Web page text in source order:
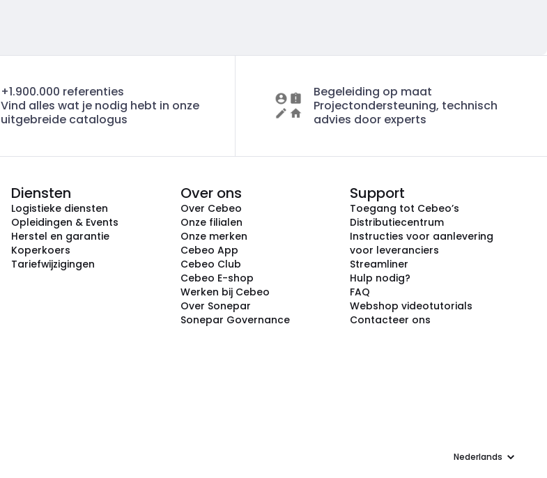
+1.900.000 referenties
Vind alles wat je nodig hebt in onze
uitgebreide catalogus
Begeleiding op maat
Projectondersteuning, technisch
advies door experts
Diensten
Logistieke diensten
Opleidingen & Events
Herstel en garantie
Koperkoers
Tariefwijzigingen
Over ons
Over Cebeo
Onze filialen
Onze merken
Cebeo App
Cebeo Club
Cebeo E-shop
Werken bij Cebeo
Over Sonepar
Sonepar Governance
Support
Toegang tot Cebeo’s
Distributiecentrum
Instructies voor aanlevering
voor leveranciers
Streamliner
Hulp nodig?
FAQ
Webshop videotutorials
Contacteer ons
Taal